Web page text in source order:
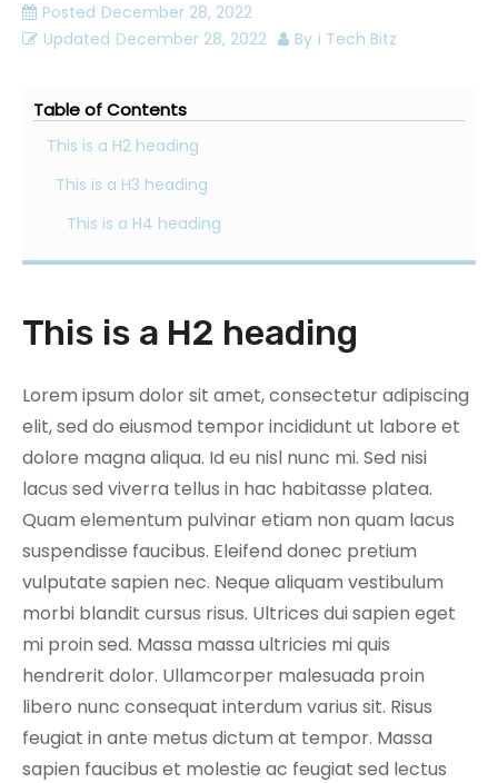
Posted December 28, 2022
Updated December 28, 2022 By i Tech Bitz
Table of Contents
This is a H2 heading
This is a H3 heading
This is a H4 heading
This is a H2 heading
Lorem ipsum dolor sit amet, consectetur adipiscing
elit, sed do eiusmod tempor incididunt ut labore et
dolore magna aliqua. Id eu nisl nunc mi. Sed nisi
lacus sed viverra tellus in hac habitasse platea.
Quam elementum pulvinar etiam non quam lacus
suspendisse faucibus. Eleifend donec pretium
vulputate sapien nec. Neque aliquam vestibulum
morbi blandit cursus risus. Ultrices dui sapien eget
mi proin sed. Massa massa ultricies mi quis
hendrerit dolor. Ullamcorper malesuada proin
libero nunc consequat interdum varius sit. Risus
feugiat in ante metus dictum at tempor. Massa
sapien faucibus et molestie ac feugiat sed lectus